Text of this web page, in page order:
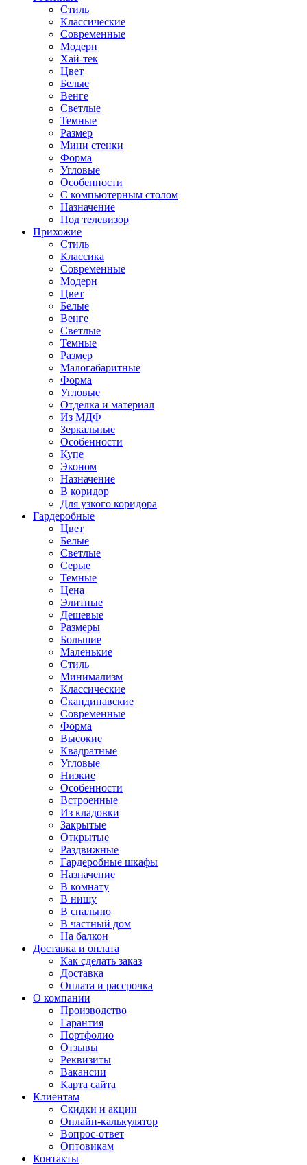
Стиль
Классические
Современные
Модерн
Хай-тек
Цвет
Белые
Венге
Светлые
Темные
Размер
Мини стенки
Форма
Угловые
Особенности
С компьютерным столом
Назначение
Под телевизор
Прихожие
Стиль
Классика
Современные
Модерн
Цвет
Белые
Венге
Светлые
Темные
Размер
Малогабаритные
Форма
Угловые
Отделка и материал
Из МДФ
Зеркальные
Особенности
Купе
Эконом
Назначение
В коридор
Для узкого коридора
Гардеробные
Цвет
Белые
Светлые
Серые
Темные
Цена
Элитные
Дешевые
Размеры
Большие
Маленькие
Стиль
Минимализм
Классические
Скандинавские
Современные
Форма
Высокие
Квадратные
Угловые
Низкие
Особенности
Встроенные
Из кладовки
Закрытые
Открытые
Раздвижные
Гардеробные шкафы
Назначение
В комнату
В нишу
В спальню
В частный дом
На балкон
Доставка и оплата
Как сделать заказ
Доставка
Оплата и рассрочка
О компании
Производство
Гарантия
Портфолио
Отзывы
Реквизиты
Вакансии
Карта сайта
Клиентам
Скидки и акции
Онлайн-калькулятор
Вопрос-ответ
Оптовикам
Контакты